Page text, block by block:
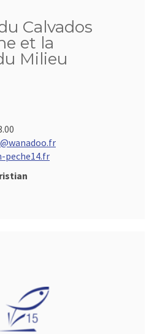
Calvados
et la
Milieu
peche14.fr